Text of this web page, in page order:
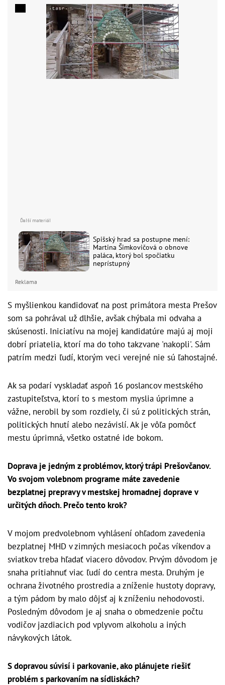
Spišský hrad sa postupne mení:
Martina Šimkovičová o obnove
paláca, ktorý bol spočiatku
neprístupný
Reklama
S myšlienkou kandidovať na post primátora mesta Prešov
som sa pohrával už dlhšie, avšak chýbala mi odvaha a
skúsenosti. Iniciatívu na mojej kandidatúre majú aj moji
dobrí priatelia, ktorí ma do toho takzvane 'nakopli'. Sám
patrím medzi ľudí, ktorým veci verejné nie sú ľahostajné.
Ak sa podarí vyskladať aspoň 16 poslancov mestského
zastupiteľstva, ktorí to s mestom myslia úprimne a
vážne, nerobil by som rozdiely, či sú z politických strán,
politických hnutí alebo nezávislí. Ak je vôľa pomôcť
mestu úprimná, všetko ostatné ide bokom.
Doprava je jedným z problémov, ktorý trápi Prešovčanov.
Vo svojom volebnom programe máte zavedenie
bezplatnej prepravy v mestskej hromadnej doprave v
určitých dňoch. Prečo tento krok?
V mojom predvolebnom vyhlásení ohľadom zavedenia
bezplatnej MHD v zimných mesiacoch počas víkendov a
sviatkov treba hľadať viacero dôvodov. Prvým dôvodom je
snaha pritiahnuť viac ľudí do centra mesta. Druhým je
ochrana životného prostredia a zníženie hustoty dopravy,
a tým pádom by malo dôjsť aj k zníženiu nehodovosti.
Posledným dôvodom je aj snaha o obmedzenie počtu
vodičov jazdiacich pod vplyvom alkoholu a iných
návykových látok.
S dopravou súvisí i parkovanie, ako plánujete riešiť
problém s parkovaním na sídliskách?